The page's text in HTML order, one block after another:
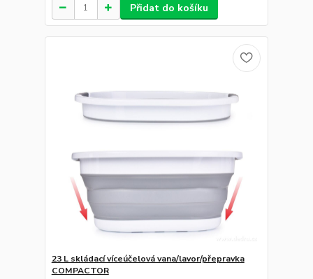
Přidat do košíku
23 L skládací víceúčelová vana/lavor/přepravka
COMPACTOR